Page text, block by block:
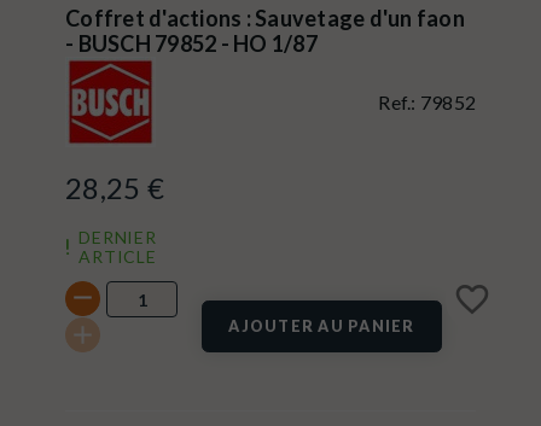
Coffret d'actions : Sauvetage d'un faon
- BUSCH 79852 - HO 1/87
Ref.: 79852
28,25 €
DERNIER
ARTICLE
AJOUTER AU PANIER
favorite_border